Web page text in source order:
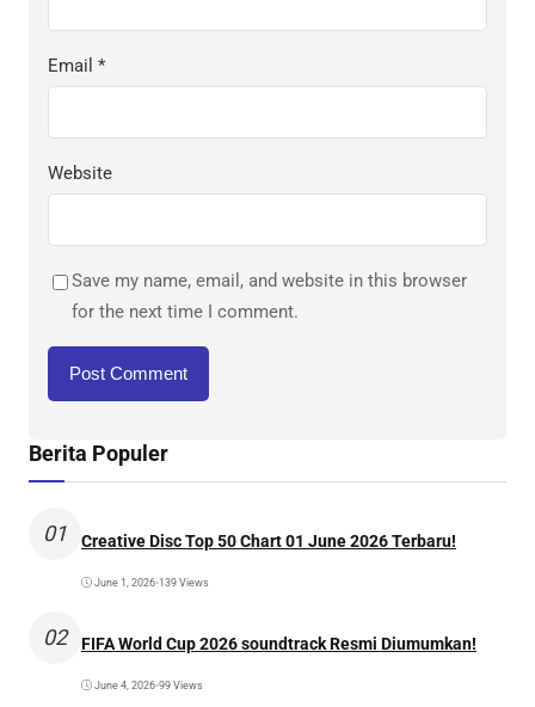
Email *
Website
Save my name, email, and website in this browser
for the next time I comment.
Berita Populer
01 Creative Disc Top 50 Chart 01 June 2026 Terbaru!
June 1, 2026•139 Views
02 FIFA World Cup 2026 soundtrack Resmi Diumumkan!
June 4, 2026•99 Views